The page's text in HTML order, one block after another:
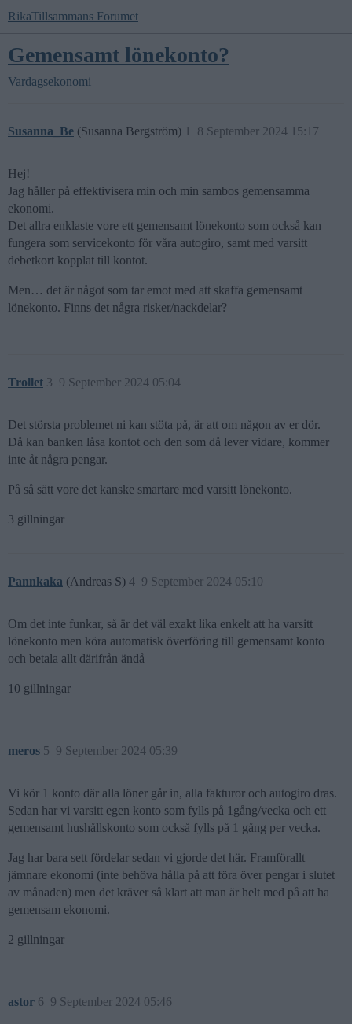
RikaTillsammans Forumet
Gemensamt lönekonto?
Vardagsekonomi
Susanna_Be (Susanna Bergström) 8 September 2024 15:17
1
Hej!
Jag håller på effektivisera min och min sambos gemensamma
ekonomi.
Det allra enklaste vore ett gemensamt lönekonto som också kan
fungera som servicekonto för våra autogiro, samt med varsitt
debetkort kopplat till kontot.
Men… det är något som tar emot med att skaffa gemensamt
lönekonto. Finns det några risker/nackdelar?
Trollet 9 September 2024 05:04
3
Det största problemet ni kan stöta på, är att om någon av er dör.
Då kan banken låsa kontot och den som då lever vidare, kommer
inte åt några pengar.
På så sätt vore det kanske smartare med varsitt lönekonto.
3 gillningar
Pannkaka (Andreas S) 9 September 2024 05:10
4
Om det inte funkar, så är det väl exakt lika enkelt att ha varsitt
lönekonto men köra automatisk överföring till gemensamt konto
och betala allt därifrån ändå
10 gillningar
meros 9 September 2024 05:39
5
Vi kör 1 konto där alla löner går in, alla fakturor och autogiro dras.
Sedan har vi varsitt egen konto som fylls på 1gång/vecka och ett
gemensamt hushållskonto som också fylls på 1 gång per vecka.
Jag har bara sett fördelar sedan vi gjorde det här. Framförallt
jämnare ekonomi (inte behöva hålla på att föra över pengar i slutet
av månaden) men det kräver så klart att man är helt med på att ha
gemensam ekonomi.
2 gillningar
astor 9 September 2024 05:46
6